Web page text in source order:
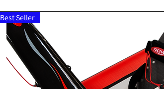
Best Seller